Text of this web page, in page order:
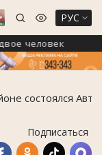
РУС
человек
состоялся
Подписаться